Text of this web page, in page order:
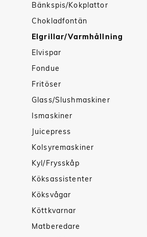
Bänkspis/Kokplattor
Chokladfontän
Elgrillar/Varmhållning
Elvispar
Fondue
Fritöser
Glass/Slushmaskiner
Ismaskiner
Juicepress
Kolsyremaskiner
Kyl/Frysskåp
Köksassistenter
Köksvågar
Köttkvarnar
Matberedare